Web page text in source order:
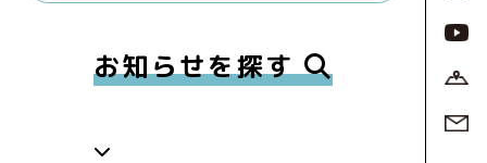
お知らせを探す